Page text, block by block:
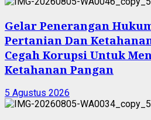
Gelar Penerangan
Pertanian Dan
Cegah Korupsi Untuk
Ketahanan Pangan
5 Agustus 2026